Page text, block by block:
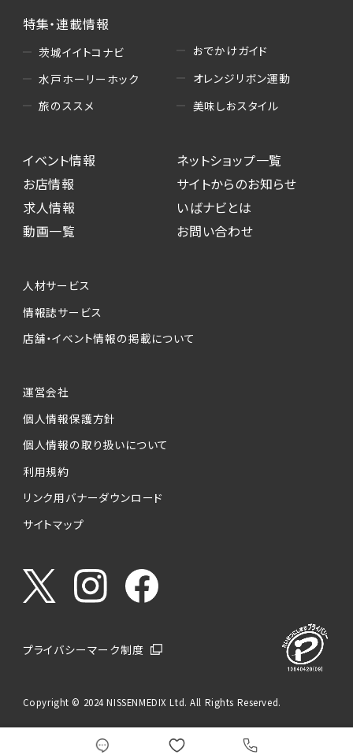
特集・連載情報
茨城イイトコナビ
水戸ホーリーホック
旅のススメ
おでかけガイド
オレンジリボン運動
美味しおスタイル
イベント情報
お店情報
求人情報
動画一覧
ネットショップ一覧
サイトからのお知らせ
いばナビとは
お問い合わせ
人材サービス
情報誌サービス
店舗・イベント情報の掲載について
運営会社
個人情報保護方針
個人情報の取り扱いについて
利用規約
リンク用バナーダウンロード
サイトマップ
プライバシーマーク制度
Copyright © 2024 NISSENMEDIX Ltd. All Rights Reserved.